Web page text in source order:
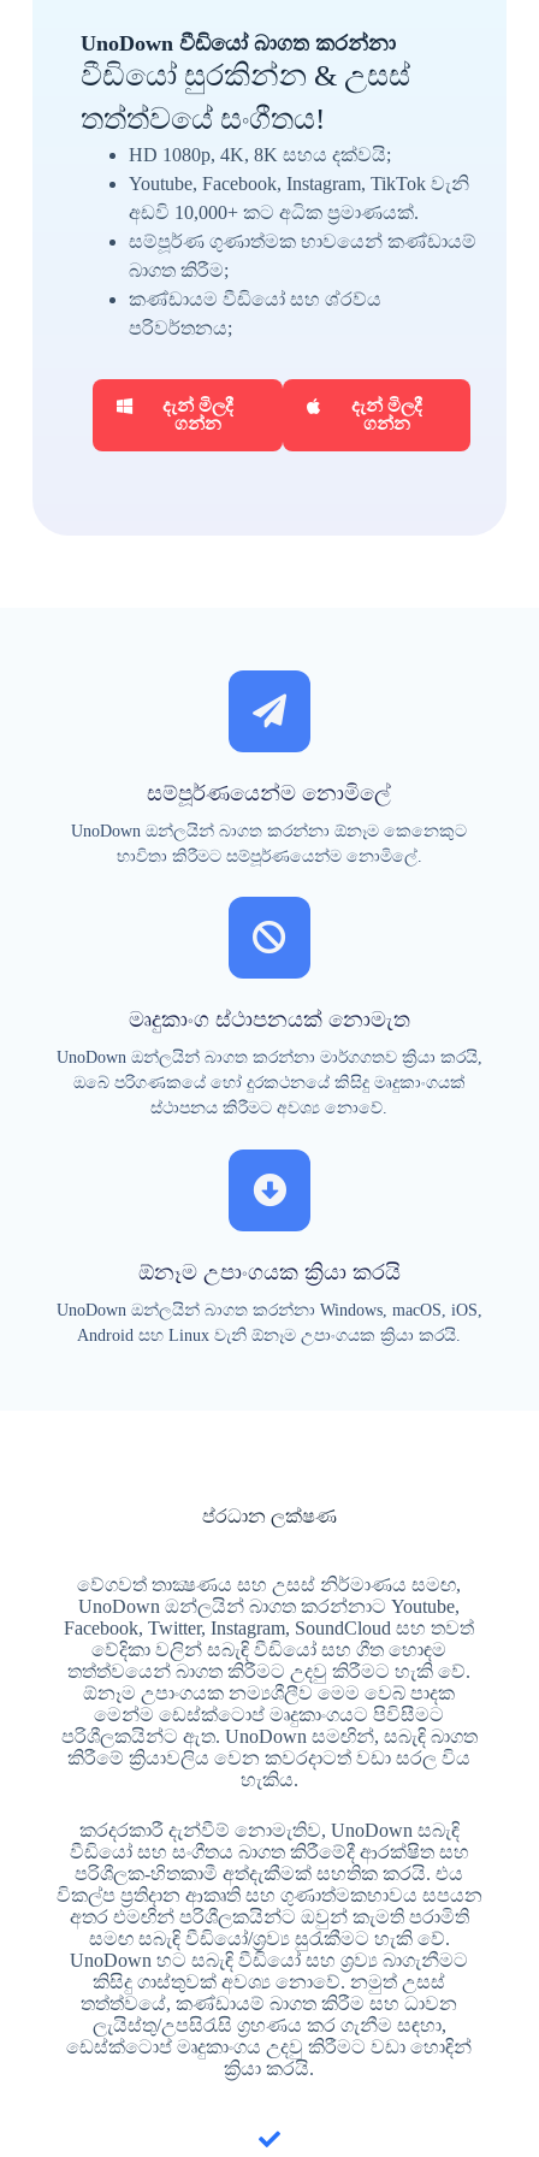
UnoDown වීඩියෝ බාගත කරන්නා
වීඩියෝ සුරකින්න & උසස්
තත්ත්වයේ සංගීතය!
HD 1080p, 4K, 8K සහය දක්වයි;
Youtube, Facebook, Instagram, TikTok වැනි
අඩවි 10,000+ කට අධික ප්‍රමාණයක්.
සම්පූර්ණ ගුණාත්මක භාවයෙන් කණ්ඩායම්
බාගත කිරීම;
කණ්ඩායම වීඩියෝ සහ ශ්රව්ය
පරිවර්තනය;
දැන් මිලදී
ගන්න
දැන් මිලදී
ගන්න
සම්පූර්ණයෙන්ම නොමිලේ
UnoDown ඔන්ලයින් බාගත කරන්නා ඕනෑම කෙනෙකුට
භාවිතා කිරීමට සම්පූර්ණයෙන්ම නොමිලේ.
මෘදුකාංග ස්ථාපනයක් නොමැත
UnoDown ඔන්ලයින් බාගත කරන්නා මාර්ගගතව ක්‍රියා කරයි,
ඔබේ පරිගණකයේ හෝ දුරකථනයේ කිසිදු මෘදුකාංගයක්
ස්ථාපනය කිරීමට අවශ්‍ය නොවේ.
ඕනෑම උපාංගයක ක්‍රියා කරයි
UnoDown ඔන්ලයින් බාගත කරන්නා Windows, macOS, iOS,
Android සහ Linux වැනි ඕනෑම උපාංගයක ක්‍රියා කරයි.
ප්රධාන ලක්ෂණ
වේගවත් තාක්‍ෂණය සහ උසස් නිර්මාණය සමඟ,
UnoDown ඔන්ලයින් බාගත කරන්නාට Youtube,
Facebook, Twitter, Instagram, SoundCloud සහ තවත්
වේදිකා වලින් සබැඳි වීඩියෝ සහ ගීත හොඳම
තත්ත්වයෙන් බාගත කිරීමට උදවු කිරීමට හැකි වේ.
ඕනෑම උපාංගයක නම්‍යශීලීව මෙම වෙබ් පාදක
මෙන්ම ඩෙස්ක්ටොප් මෘදුකාංගයට පිවිසීමට
පරිශීලකයින්ට ඇත. UnoDown සමඟින්, සබැඳි බාගත
කිරීමේ ක්‍රියාවලිය වෙන කවරදාටත් වඩා සරල විය
හැකිය.
කරදරකාරී දැන්වීම් නොමැතිව, UnoDown සබැඳි
වීඩියෝ සහ සංගීතය බාගත කිරීමේදී ආරක්ෂිත සහ
පරිශීලක-හිතකාමී අත්දැකීමක් සහතික කරයි. එය
විකල්ප ප්‍රතිදාන ආකෘති සහ ගුණාත්මකභාවය සපයන
අතර එමඟින් පරිශීලකයින්ට ඔවුන් කැමති පරාමිති
සමඟ සබැඳි වීඩියෝ/ශ්‍රව්‍ය සුරැකීමට හැකි වේ.
UnoDown හට සබැඳි වීඩියෝ සහ ශ්‍රව්‍ය බාගැනීමට
කිසිදු ගාස්තුවක් අවශ්‍ය නොවේ. නමුත් උසස්
තත්ත්වයේ, කණ්ඩායම් බාගත කිරීම සහ ධාවන
ලැයිස්තු/උපසිරැසි ග්‍රහණය කර ගැනීම සඳහා,
ඩෙස්ක්ටොප් මෘදුකාංගය උදවු කිරීමට වඩා හොඳින්
ක්‍රියා කරයි.